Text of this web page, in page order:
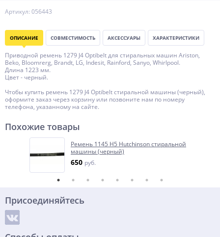
Артикул: 056443
ОПИСАНИЕ СОВМЕСТИМОСТЬ АКСЕССУАРЫ ХАРАКТЕРИСТИКИ
Приводной ремень 1279 J4 Optibelt для стиральных машин Ariston,
Beko, Bloomrerg, Brandt, LG, Indesit, Rainford, Sanyo, Whirlpool.
Длина 1223 мм.
Цвет - черный.
Чтобы купить ремень 1279 J4 Optibelt стиральной машины (черный),
оформите заказ через корзину или позвоните нам по номеру
телефона, указанному на сайте.
Похожие товары
Ремень 1145 H5 Hutchinson стиральной
машины (черный)
650 руб.
Присоединяйтесь